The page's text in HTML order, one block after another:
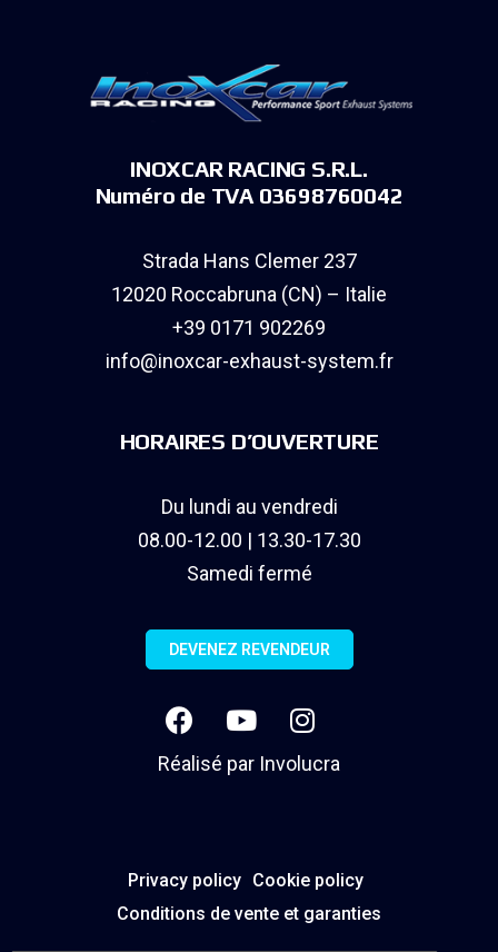
INOXCAR RACING S.R.L.
Numéro de TVA 03698760042
Strada Hans Clemer 237
12020 Roccabruna (CN) – Italie
+39 0171 902269
info@inoxcar-exhaust-system.fr
HORAIRES D’OUVERTURE
Du lundi au vendredi
08.00-12.00 | 13.30-17.30
Samedi fermé
DEVENEZ REVENDEUR
Réalisé par Involucra
Privacy policy Cookie policy
Conditions de vente et garanties